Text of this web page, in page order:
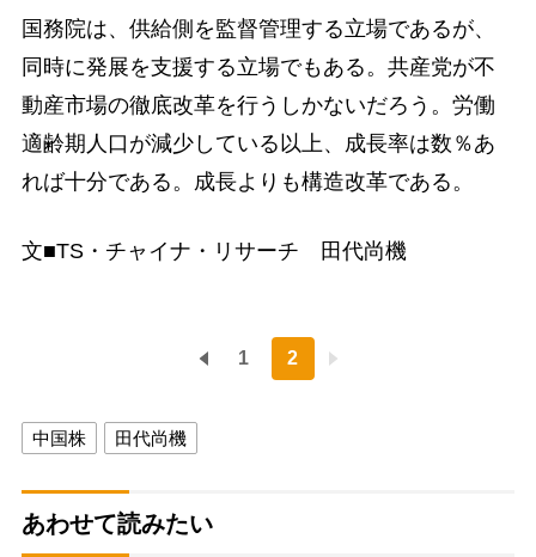
国務院は、供給側を監督管理する立場であるが、
同時に発展を支援する立場でもある。共産党が不
動産市場の徹底改革を行うしかないだろう。労働
適齢期人口が減少している以上、成長率は数％あ
れば十分である。成長よりも構造改革である。
文■TS・チャイナ・リサーチ 田代尚機
1 2
中国株 田代尚機
あわせて読みたい